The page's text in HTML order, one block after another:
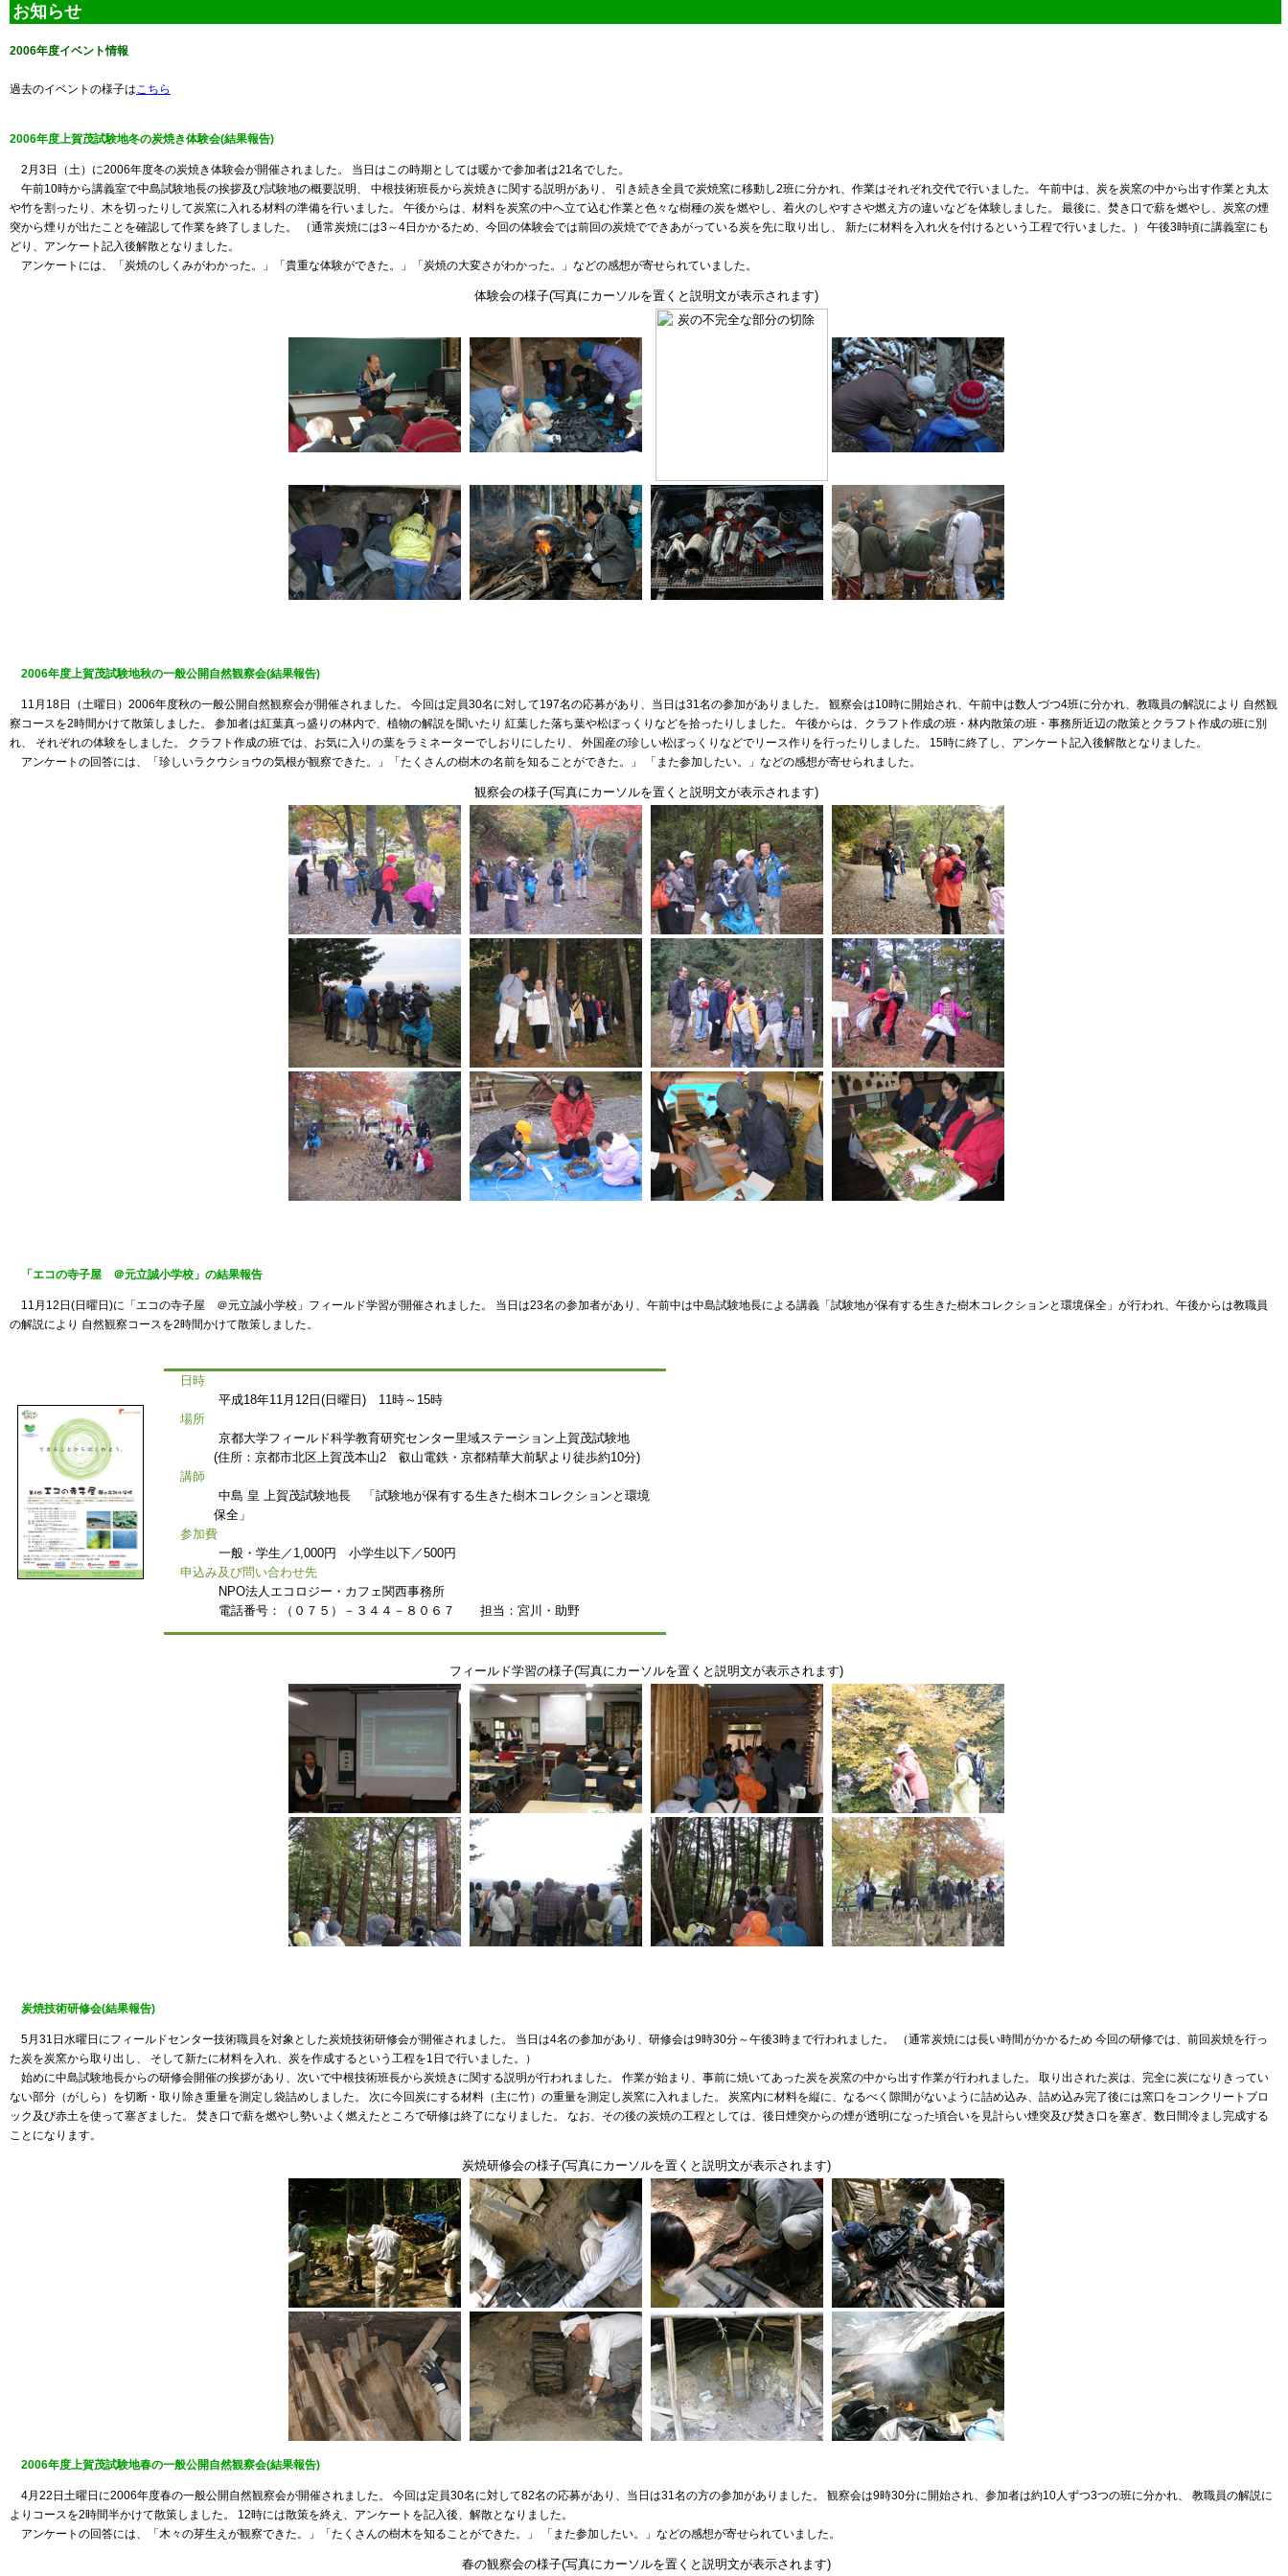
お知らせ
2006年度イベント情報
過去のイベントの様子はこちら
2006年度上賀茂試験地冬の炭焼き体験会(結果報告)
2月3日（土）に2006年度冬の炭焼き体験会が開催されました。 当日はこの時期としては暖かで参加者は21名でした。
午前10時から講義室で中島試験地長の挨拶及び試験地の概要説明、 中根技術班長から炭焼きに関する説明があり、 引き続き全員で炭焼窯に移動し2班に分かれ、作業はそれぞれ交代で行いました。 午前中は、炭を炭窯の中から出す作業と丸太
や竹を割ったり、木を切ったりして炭窯に入れる材料の準備を行いました。 午後からは、材料を炭窯の中へ立て込む作業と色々な樹種の炭を燃やし、着火のしやすさや燃え方の違いなどを体験しました。 最後に、焚き口で薪を燃やし、炭窯の煙
突から煙りが出たことを確認して作業を終了しました。 （通常炭焼には3～4日かかるため、今回の体験会では前回の炭焼でできあがっている炭を先に取り出し、 新たに材料を入れ火を付けるという工程で行いました。） 午後3時頃に講義室にも
どり、アンケート記入後解散となりました。
アンケートには、「炭焼のしくみがわかった。」「貴重な体験ができた。」「炭焼の大変さがわかった。」などの感想が寄せられていました。
体験会の様子(写真にカーソルを置くと説明文が表示されます)
2006年度上賀茂試験地秋の一般公開自然観察会(結果報告)
11月18日（土曜日）2006年度秋の一般公開自然観察会が開催されました。 今回は定員30名に対して197名の応募があり、当日は31名の参加がありました。 観察会は10時に開始され、午前中は数人づつ4班に分かれ、教職員の解説により 自然観
察コースを2時間かけて散策しました。 参加者は紅葉真っ盛りの林内で、植物の解説を聞いたり 紅葉した落ち葉や松ぼっくりなどを拾ったりしました。 午後からは、クラフト作成の班・林内散策の班・事務所近辺の散策とクラフト作成の班に別
れ、 それぞれの体験をしました。 クラフト作成の班では、お気に入りの葉をラミネーターでしおりにしたり、 外国産の珍しい松ぼっくりなどでリース作りを行ったりしました。 15時に終了し、アンケート記入後解散となりました。
アンケートの回答には、「珍しいラクウショウの気根が観察できた。」「たくさんの樹木の名前を知ることができた。」 「また参加したい。」などの感想が寄せられました。
観察会の様子(写真にカーソルを置くと説明文が表示されます)
「エコの寺子屋 ＠元立誠小学校」の結果報告
11月12日(日曜日)に「エコの寺子屋 ＠元立誠小学校」フィールド学習が開催されました。 当日は23名の参加者があり、午前中は中島試験地長による講義「試験地が保有する生きた樹木コレクションと環境保全」が行われ、午後からは教職員
の解説により 自然観察コースを2時間かけて散策しました。
日時
平成18年11月12日(日曜日) 11時～15時
場所
京都大学フィールド科学教育研究センター里域ステーション上賀茂試験地
(住所：京都市北区上賀茂本山2 叡山電鉄・京都精華大前駅より徒歩約10分)
講師
中島 皇 上賀茂試験地長 「試験地が保有する生きた樹木コレクションと環境
保全」
参加費
一般・学生／1,000円 小学生以下／500円
申込み及び問い合わせ先
NPO法人エコロジー・カフェ関西事務所
電話番号：（０７５）－３４４－８０６７ 担当：宮川・助野
フィールド学習の様子(写真にカーソルを置くと説明文が表示されます)
炭焼技術研修会(結果報告)
5月31日水曜日にフィールドセンター技術職員を対象とした炭焼技術研修会が開催されました。 当日は4名の参加があり、研修会は9時30分～午後3時まで行われました。 （通常炭焼には長い時間がかかるため 今回の研修では、前回炭焼を行っ
た炭を炭窯から取り出し、 そして新たに材料を入れ、炭を作成するという工程を1日で行いました。）
始めに中島試験地長からの研修会開催の挨拶があり、次いで中根技術班長から炭焼きに関する説明が行われました。 作業が始まり、事前に焼いてあった炭を炭窯の中から出す作業が行われました。 取り出された炭は、完全に炭になりきってい
ない部分（がしら）を切断・取り除き重量を測定し袋詰めしました。 次に今回炭にする材料（主に竹）の重量を測定し炭窯に入れました。 炭窯内に材料を縦に、なるべく隙間がないように詰め込み、詰め込み完了後には窯口をコンクリートブロ
ック及び赤土を使って塞ぎました。 焚き口で薪を燃やし勢いよく燃えたところで研修は終了になりました。 なお、その後の炭焼の工程としては、後日煙突からの煙が透明になった頃合いを見計らい煙突及び焚き口を塞ぎ、数日間冷まし完成する
ことになります。
炭焼研修会の様子(写真にカーソルを置くと説明文が表示されます)
2006年度上賀茂試験地春の一般公開自然観察会(結果報告)
4月22日土曜日に2006年度春の一般公開自然観察会が開催されました。 今回は定員30名に対して82名の応募があり、当日は31名の方の参加がありました。 観察会は9時30分に開始され、参加者は約10人ずつ3つの班に分かれ、 教職員の解説に
よりコースを2時間半かけて散策しました。 12時には散策を終え、アンケートを記入後、解散となりました。
アンケートの回答には、「木々の芽生えが観察できた。」「たくさんの樹木を知ることができた。」 「また参加したい。」などの感想が寄せられていました。
春の観察会の様子(写真にカーソルを置くと説明文が表示されます)